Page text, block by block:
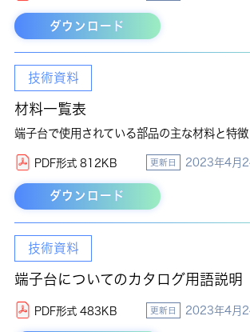
ダウンロード
技術資料
材料一覧表
端子台で使用されている部品の主な材料と特徴
PDF形式 812KB 更新日 2023年4月
ダウンロード
技術資料
端子台についてのカタログ用語説明
PDF形式 483KB 更新日 2023年4月